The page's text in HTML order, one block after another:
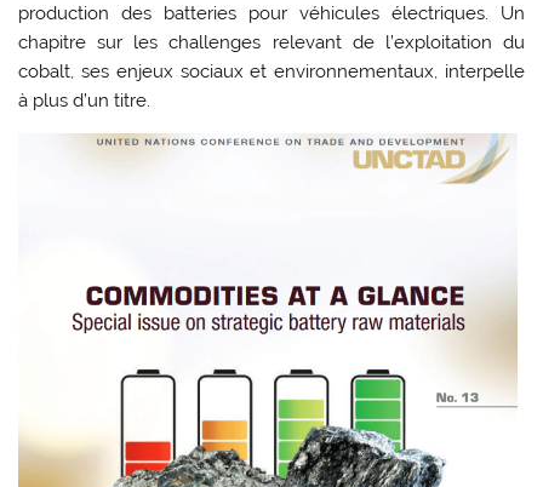
production des batteries pour véhicules électriques. Un
chapitre sur les challenges relevant de l’exploitation du
cobalt, ses enjeux sociaux et environnementaux, interpelle
à plus d’un titre.